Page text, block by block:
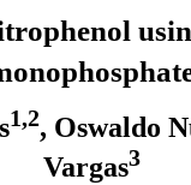
1,2, Oswaldo
Vargas3